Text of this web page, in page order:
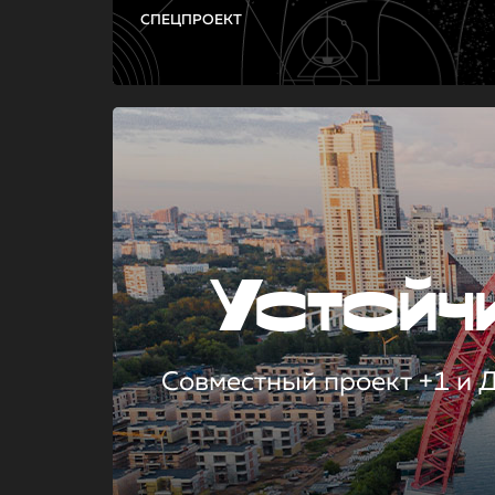
СПЕЦПРОЕКТ
Совместный проект +1 и